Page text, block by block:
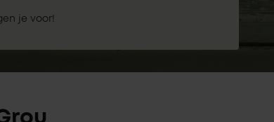
je voor!